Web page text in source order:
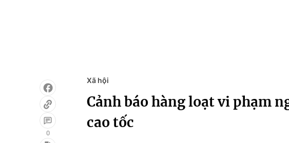
0
Xã hội
Cảnh báo hàng loạt vi phạm
cao tốc